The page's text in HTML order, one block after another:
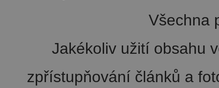
Všechna
Jakékoliv užití obsahu
zpřístupňování článků a